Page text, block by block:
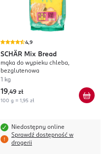
4,9
SCHÄR Mix Bread
mąka do wypieku chleba,
bezglutenowa
1 kg
19,49 zł
100 g = 1,95 zł
Niedostępny online
Sprawdź dostępność w
drogerii